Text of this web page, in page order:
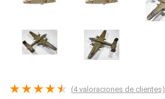
★★★★★ (4valoraciones de clientes)